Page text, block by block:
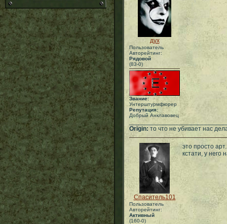
дух
Пользователь
Авторейтинг:
Рядовой
(83-0)
Звание:
Унтерштурмфюрер
Репутация:
Добрый Анклавовец
Origin: то что не убивает нас
Спаситель101
Пользователь
Авторейтинг:
Активный
(160-0)
это просто арт.
кстати, у него